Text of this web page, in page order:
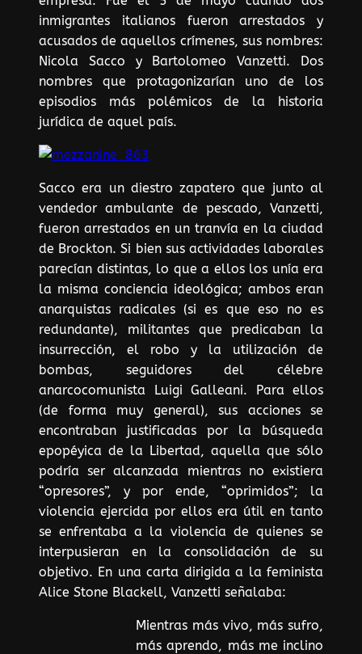
inmigrantes italianos fueron arrestados y
acusados de aquellos crímenes, sus nombres:
Nicola Sacco y Bartolomeo Vanzetti. Dos
nombres que protagonizarían uno de los
episodios más polémicos de la historia
jurídica de aquel país.
Sacco era un diestro zapatero que junto al
vendedor ambulante de pescado, Vanzetti,
fueron arrestados en un tranvía en la ciudad
de Brockton. Si bien sus actividades laborales
parecían distintas, lo que a ellos los unía era
la misma conciencia ideológica; ambos eran
anarquistas radicales (si es que eso no es
redundante), militantes que predicaban la
insurrección, el robo y la utilización de
bombas, seguidores del célebre
anarcocomunista Luigi Galleani. Para ellos
(de forma muy general), sus acciones se
encontraban justificadas por la búsqueda
epopéyica de la Libertad, aquella que sólo
podría ser alcanzada mientras no existiera
“opresores”, y por ende, “oprimidos”; la
violencia ejercida por ellos era útil en tanto
se enfrentaba a la violencia de quienes se
interpusieran en la consolidación de su
objetivo. En una carta dirigida a la feminista
Alice Stone Blackell, Vanzetti señalaba:
Mientras más vivo, más sufro,
más aprendo, más me inclino